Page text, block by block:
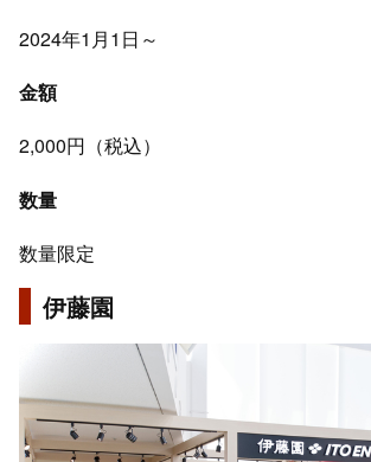
2024年1月1日～
金額
2,000円（税込）
数量
数量限定
伊藤園